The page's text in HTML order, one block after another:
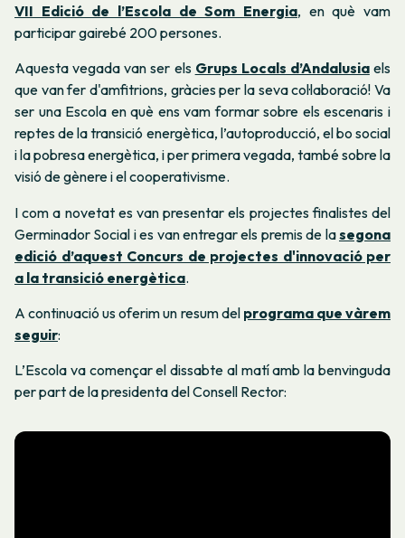
VII Edició de l’Escola de Som Energia, en què vam
participar gairebé 200 persones.
Aquesta vegada van ser els Grups Locals d’Andalusiaels
que van fer d'amfitrions, gràcies per la seva col·laboració! Va
ser una Escola en què ens vam formar sobre els escenaris i
reptes de la transició energètica, l’autoproducció, el bo social
i la pobresa energètica, i per primera vegada, també sobre la
visió de gènere i el cooperativisme.
I com a novetat es van presentar els projectes finalistes del
Germinador Social i es van entregar els premis de lasegona
edició d’aquest Concurs de projectes d'innovació per
a la transició energètica.
A continuació us oferim un resum del programa que vàrem
seguir:
L’Escola va començar el dissabte al matí amb la benvinguda
per part de la presidenta del Consell Rector: